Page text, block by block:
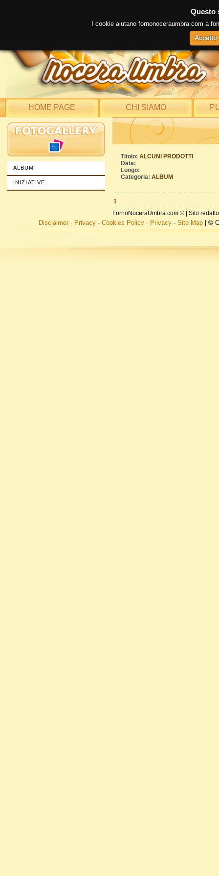
HOME PAGE CHI SIAMO
ALBUM
INIZIATIVE
Titolo: ALCUNI PRODOTTI
Data:
Luogo:
Categoria: ALBUM
1
FornoNoceraUmbra.com © | Sito
Disclaimer - Privacy - Cookies Policy - Privacy - Site Map | ©
Questo
I cookie aiutano fornonoceraumbra.com a
Accetto